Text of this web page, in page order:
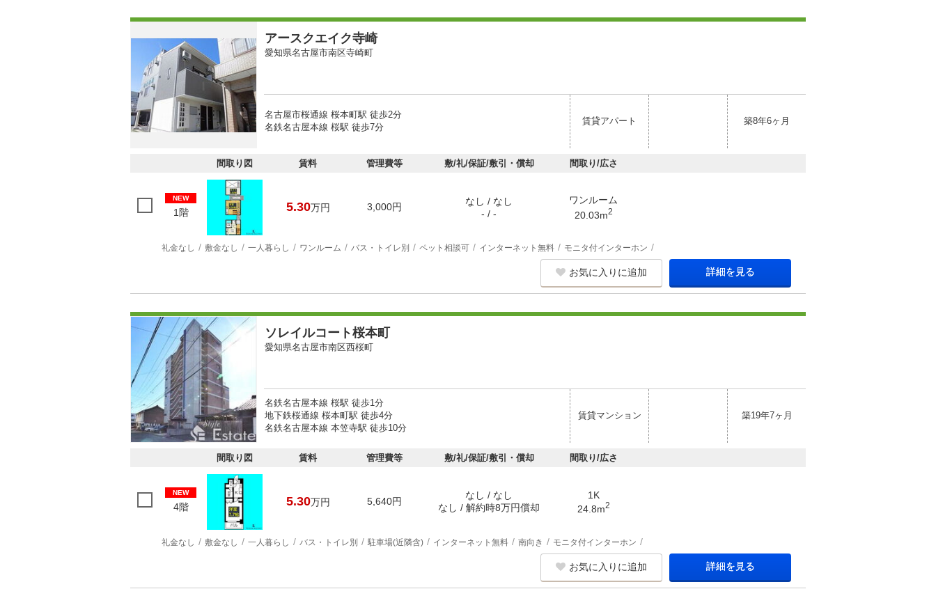
アースクエイク寺崎
愛知県名古屋市南区寺崎町
名古屋市桜通線 桜本町駅 徒歩2分
名鉄名古屋本線 桜駅 徒歩7分
賃貸アパート 築8年6ヶ月
間取り図 賃料 管理費等 敷/礼/保証/敷引・償却 間取り/広さ
NEW
1階 5.30万円 3,000円
なし / なし
- / -
ワンルーム
20.03m2
礼金なし 敷金なし 一人暮らし ワンルーム バス・トイレ別 ペット相談可 インターネット無料 モニタ付インターホン
お気に入りに追加 詳細を見る
ソレイルコート桜本町
愛知県名古屋市南区西桜町
名鉄名古屋本線 桜駅 徒歩1分
地下鉄桜通線 桜本町駅 徒歩4分
名鉄名古屋本線 本笠寺駅 徒歩10分
賃貸マンション 築19年7ヶ月
間取り図 賃料 管理費等 敷/礼/保証/敷引・償却 間取り/広さ
NEW
4階 5.30万円 5,640円
なし / なし
なし / 解約時8万円償却
1K
24.8m2
礼金なし 敷金なし 一人暮らし バス・トイレ別 駐車場(近隣含) インターネット無料 南向き モニタ付インターホン
お気に入りに追加 詳細を見る